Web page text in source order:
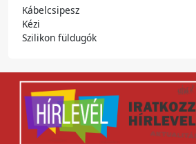
Kábelcsipesz
Kézi
Szilikon füldugók